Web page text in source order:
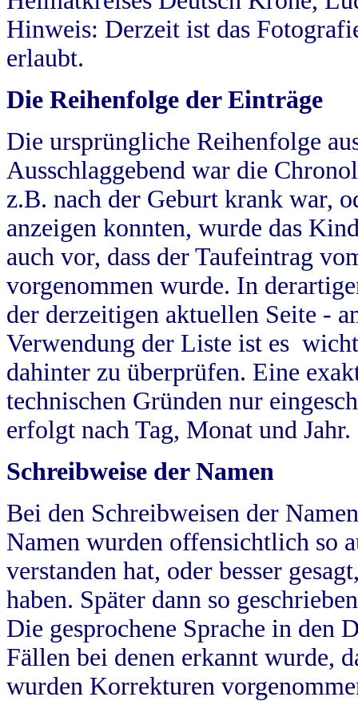
Hinweis: Derzeit ist das
erlaubt.
Die Reihenfolge der Einträge
Die ursprüngliche Reihenfolge
Ausschlaggebend war die
z.B. nach der Geburt krank war,
anzeigen konnten, wurde das
auch vor, dass der Taufeintrag
vorgenommen wurde. In
der derzeitigen aktuellen Seite -
Verwendung der Liste ist es
dahinter zu überprüfen. Eine
technischen Gründen nur
erfolgt nach Tag, Monat und Jahr.
Schreibweise der Namen
Bei den Schreibweisen der
Namen wurden offensichtlich so
verstanden hat, oder besser
haben. Später dann so
Die gesprochene Sprache in
Fällen bei denen erkannt wurde,
wurden Korrekturen